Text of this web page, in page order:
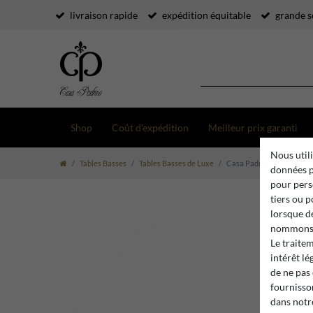
livraison rapide expédition équitable grande
Shop Coût d'expédition Meilleur prix garanti
Tables Basses Tables Basses de Luxe Casa Padrino Table
Nous
données
pour
tiers ou
lorsque
Le
intérêt
de ne
dans